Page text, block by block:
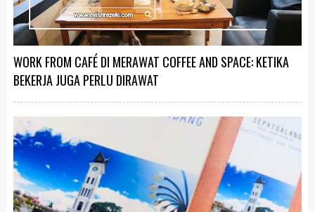
WORK FROM CAFÉ DI MERAWAT COFFEE AND SPACE: KETIKA
BEKERJA JUGA PERLU DIRAWAT